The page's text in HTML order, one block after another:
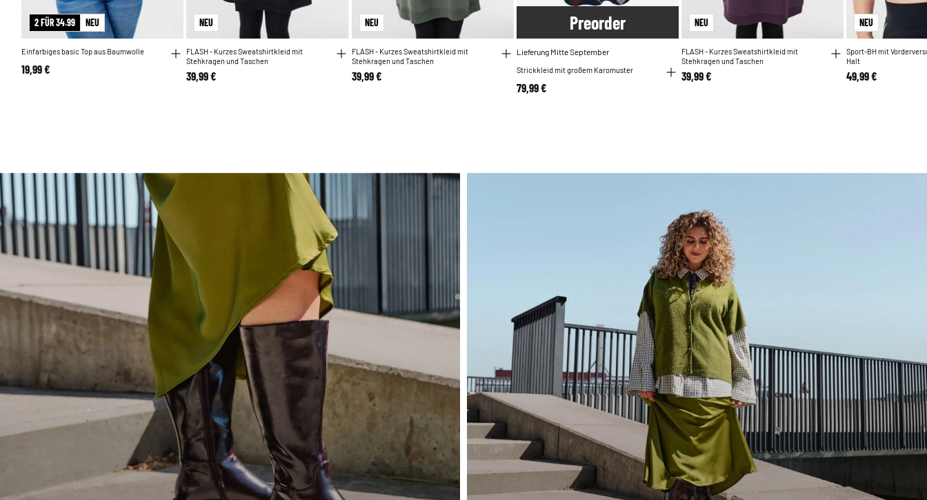
2 FÜR 34.99 NEU
Einfarbiges basic Top aus Baumwolle
19,99 €
NEU
FLASH - Kurzes Sweatshirtkleid mit
Stehkragen und Taschen
39,99 €
NEU
FLASH - Kurzes Sweatshirtkleid mit
Stehkragen und Taschen
39,99 €
Preorder
Lieferung Mitte September
Strickkleid mit großem Karomuster
79,99 €
NEU
FLASH - Kurzes Sweatshirtkleid mit
Stehkragen und Taschen
39,99 €
NEU
Sport-BH mit
Halt
49,99 €